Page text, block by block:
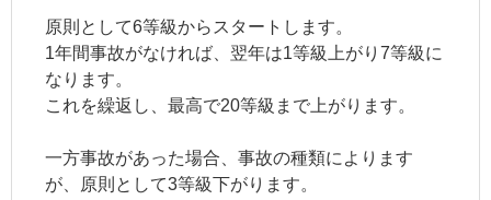
原則として6等級からスタートします。
1年間事故がなければ、翌年は1等級上がり7等級に
なります。
これを繰返し、最高で20等級まで上がります。
一方事故があった場合、事故の種類によります
が、原則として3等級下がります。